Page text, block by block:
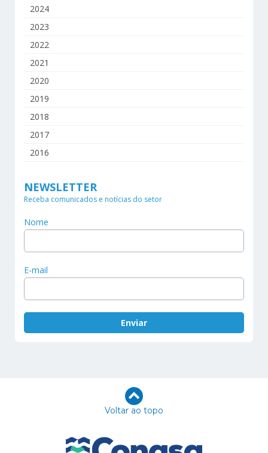
2024
2023
2022
2021
2020
2019
2018
2017
2016
NEWSLETTER
Receba comunicados e notícias do setor
Nome
E-mail
Voltar ao topo